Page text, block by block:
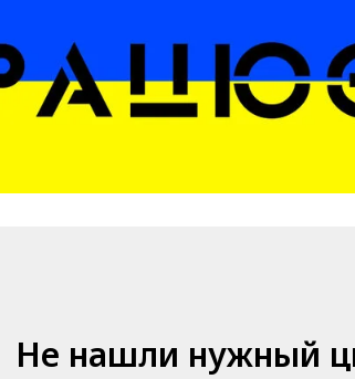
Не нашли нужный